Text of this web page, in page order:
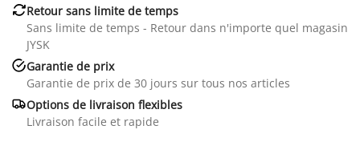
Retour sans limite de temps
Sans limite de temps - Retour dans n'importe quel magasin
JYSK
Garantie de prix
Garantie de prix de 30 jours sur tous nos articles
Options de livraison flexibles
Livraison facile et rapide